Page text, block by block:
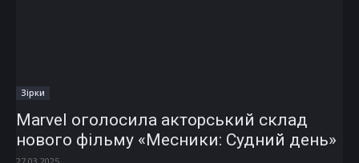
Зірки
Marvel оголосила акторський склад
нового фільму «Месники: Судний день»